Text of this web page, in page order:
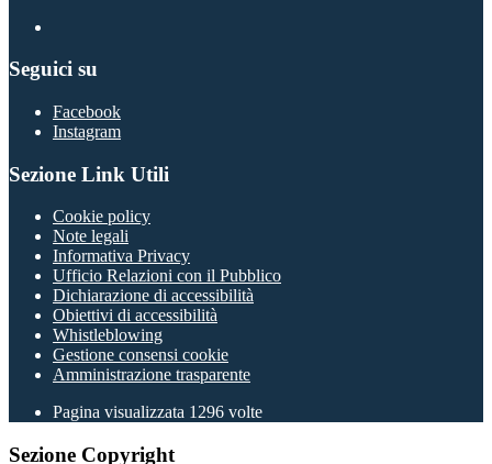
Seguici su
Facebook
Instagram
Sezione Link Utili
Cookie policy
Note legali
Informativa Privacy
Ufficio Relazioni con il Pubblico
Dichiarazione di accessibilità
Obiettivi di accessibilità
Whistleblowing
Gestione consensi cookie
Amministrazione trasparente
Pagina visualizzata 1296 volte
Sezione Copyright